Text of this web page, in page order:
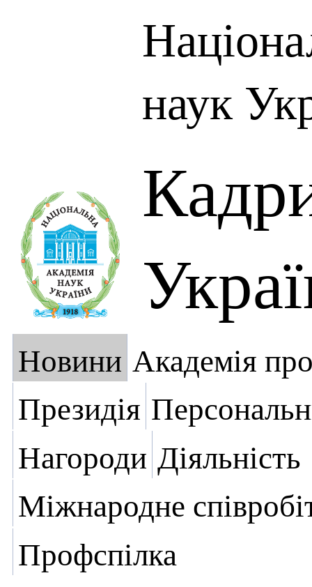
наук
Новини Академія
Президія
Нагороди Діяльність
Міжнародне
Профспілка